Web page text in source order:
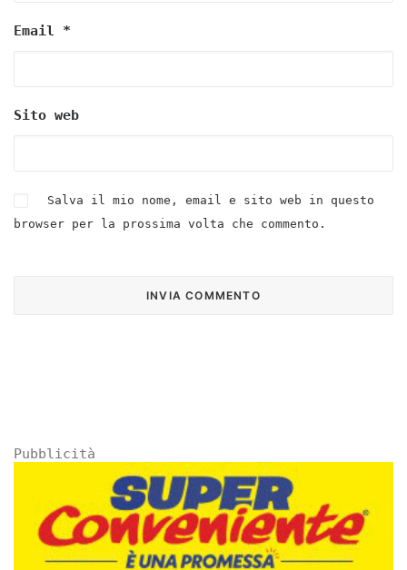
Email *
Sito web
Salva il mio nome, email e sito web in questo
browser per la prossima volta che commento.
Pubblicità